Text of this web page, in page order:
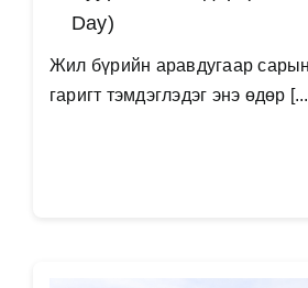
Day)
Жил бүрийн аравдугаар
гаригт тэмдэглэдэг энэ өдөр